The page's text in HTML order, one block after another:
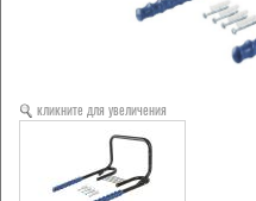
кликните для увеличения